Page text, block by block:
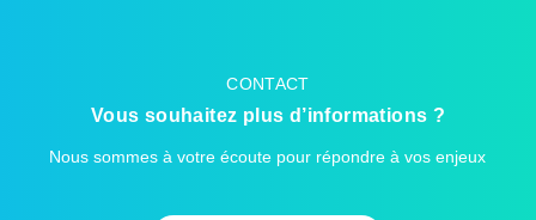
CONTACT
Vous souhaitez plus d’informations ?
Nous sommes à votre écoute pour répondre à vos enjeux